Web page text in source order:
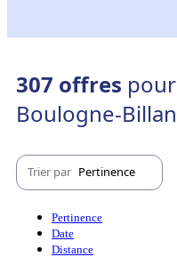
307 offres
Boulogne-
Trier par Pertinence
Pertinence
Date
Distance